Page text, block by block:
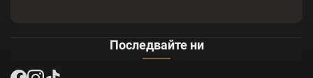
Последвайте ни